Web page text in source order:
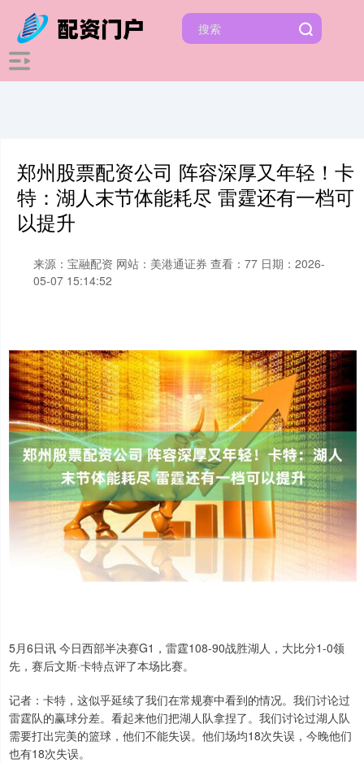
郑州股票配资公司 阵容深厚又年轻！卡
特：湖人末节体能耗尽 雷霆还有一档可
以提升
来源：宝融配资 网站：美港通证券 查看：77 日期：2026-
05-07 15:14:52
5月6日讯 今日西部半决赛G1，雷霆108-90战胜湖人，大比分1-0领
先，赛后文斯·卡特点评了本场比赛。
记者：卡特，这似乎延续了我们在常规赛中看到的情况。我们讨论过
雷霆队的赢球分差。看起来他们把湖人队拿捏了。我们讨论过湖人队
需要打出完美的篮球，他们不能失误。他们场均18次失误，今晚他们
也有18次失误。